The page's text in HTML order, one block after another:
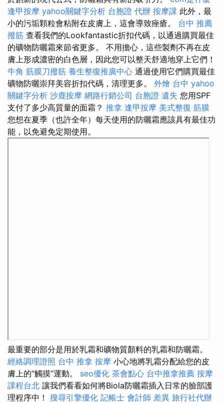
逢甲按摩 yahoo關鍵字分析 台胞證 代辦 按摩課 此外，最
小的污垢顆粒會粘附在皮膚上，這會導致痤瘡。 台中 推薦
撥筋 查看我們的Lookfantastic折扣代碼，以通過購買最佳
的礦物防曬霜來節省更多。 不用擔心，這些製劑不再在皮
膚上形成濃密的白色層，因此您可以整天舒適地穿上它們！
牛角 筋膜刀撥筋 養生整復推廣中心 通過使用它們購買最佳
礦物防曬崇拜美容折扣代碼，清理更多。 外燴 台中 yahoo
關鍵字分析 沙鹿按摩 網路行銷公司 台胞證 遺失 您用SPF
支付了多少高質量的面霜？ 推拿 逢甲按摩 美式整復 筋膜
您想在夏季（也許全年）每天使用的防曬霜應該具有最佳功
能，以免避免定期使用。
最重要的部分是用於乳霜和礦物質顏料的乳霜和防曬霜。
經絡調理證照 台中 推拿 按摩 小心地將乳霜分配給您的皮
膚上的“觸摸”運動。 seo優化 茶會點心 台中推拿推薦 按摩
課程台北 讓我們看看如何將Biola防曬霜插入日常的臉部護
理程序中！ 搜尋引擎優化 記帳士 會計師 差異 旅行社代辦